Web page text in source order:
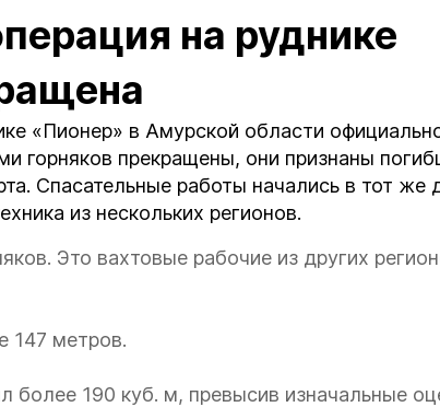
на руднике
«Пионер» в Амурской области
горняков прекращены, они признаны
Спасательные работы начались в тот же
из нескольких регионов.
Это вахтовые рабочие из других
147 метров.
190 куб. м, превысив изначальные